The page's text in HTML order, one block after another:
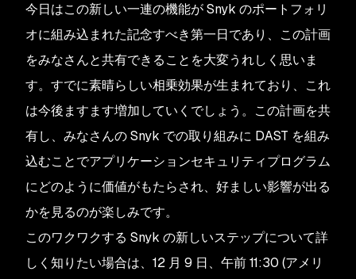
今日はこの新しい一連の機能が Snyk のポートフォリ
オに組み込まれた記念すべき第一日であり、この計画
をみなさんと共有できることを大変うれしく思いま
す。すでに素晴らしい相乗効果が生まれており、これ
は今後ますます増加していくでしょう。この計画を共
有し、みなさんの Snyk での取り組みに DAST を組み
込むことでアプリケーションセキュリティプログラム
にどのように価値がもたらされ、好ましい影響が出る
かを見るのが楽しみです。
このワクワクする Snyk の新しいステップについて詳
しく知りたい場合は、12 月 9 日、午前 11:30 (アメリ